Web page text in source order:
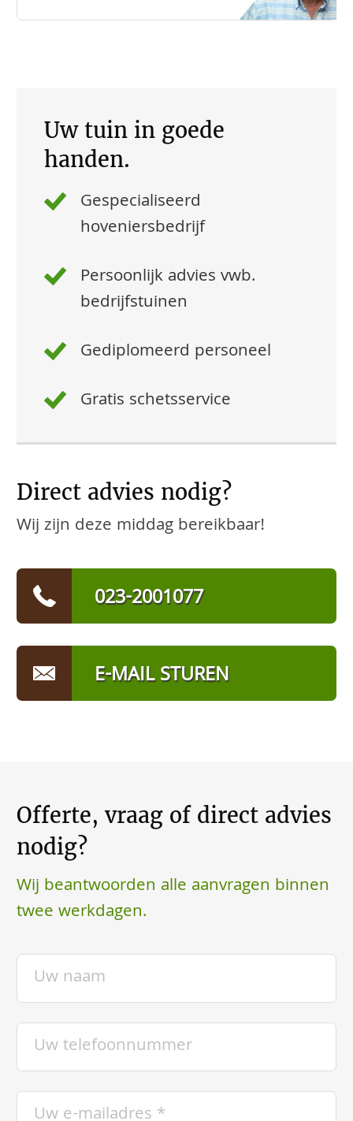
Uw tuin in goede
handen.
Gespecialiseerd
hoveniersbedrijf
Persoonlijk advies vwb.
bedrijfstuinen
Gediplomeerd personeel
Gratis schetsservice
Direct advies nodig?
Wij zijn deze middag bereikbaar!
023-2001077
E-MAIL STUREN
Offerte, vraag of direct advies
nodig?
Wij beantwoorden alle aanvragen binnen
twee werkdagen.